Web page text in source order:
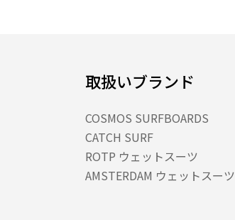
取扱いブランド
COSMOS SURFBOARDS
CATCH SURF
ROTP ウェットスーツ
AMSTERDAM ウェットスーツ